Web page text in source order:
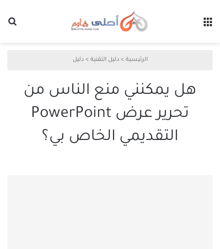
الرئيسية > دليل التقنية > دليل
هل يمكنني منع الناس من
تحرير عرض PowerPoint
التقديمي الخاص بي؟